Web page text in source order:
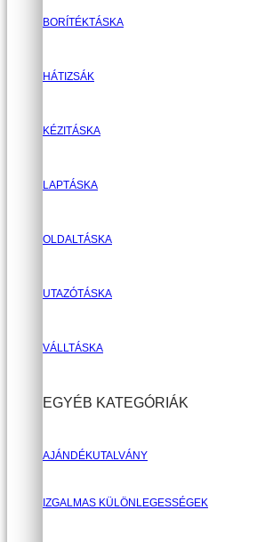
BORÍTÉKTÁSKA
HÁTIZSÁK
KÉZITÁSKA
LAPTÁSKA
OLDALTÁSKA
UTAZÓTÁSKA
VÁLLTÁSKA
EGYÉB KATEGÓRIÁK
AJÁNDÉKUTALVÁNY
IZGALMAS KÜLÖNLEGESSÉGEK